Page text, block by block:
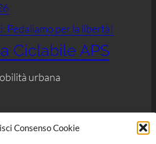
Consenso Cookie
Pedaliamo per la libertà!
Ciclabile APS
urbana